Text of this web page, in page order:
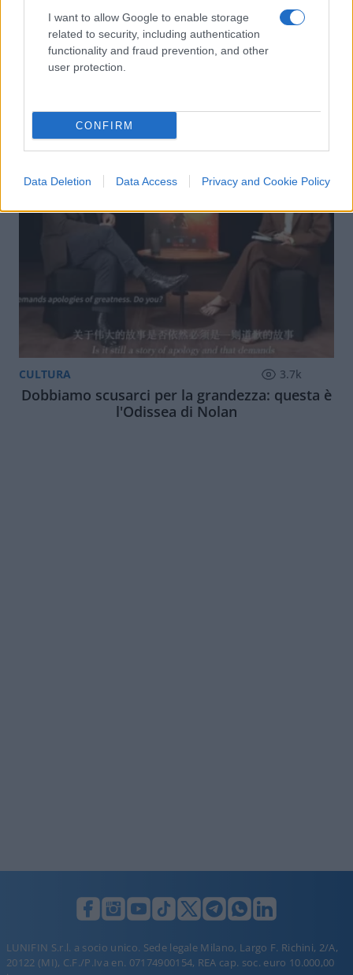
I want to allow Google to enable storage
related to security, including authentication
functionality and fraud prevention, and other
user protection.
CONFIRM
Data Deletion Data Access Privacy and Cookie Policy
diNicola Porro
20 Settembre 2019, 7:47
CULTURA 3.7k
Dobbiamo scusarci per la grandezza: questa è
l'Odissea di Nolan
LUNIFIN S.r.l. a socio unico. Sede legale Milano, Largo F. Richini, 2/A,
20122 (MI), C.F./P.Iva en. 07174900154, REA cap. soc. euro 10.000,00